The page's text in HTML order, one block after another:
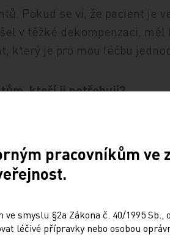
Pokud se ví, že pacient je
v těžké dekompenzaci, měl
který je pro mou léčbu
kteří ji potřebují?
než ta stávající.
Léky se dostanou k
závažná až závažná
ideálně na začátku jeho
pracovníkům
smyslu §2a Zákona č. 40/1995
léčivé přípravky nebo osobou